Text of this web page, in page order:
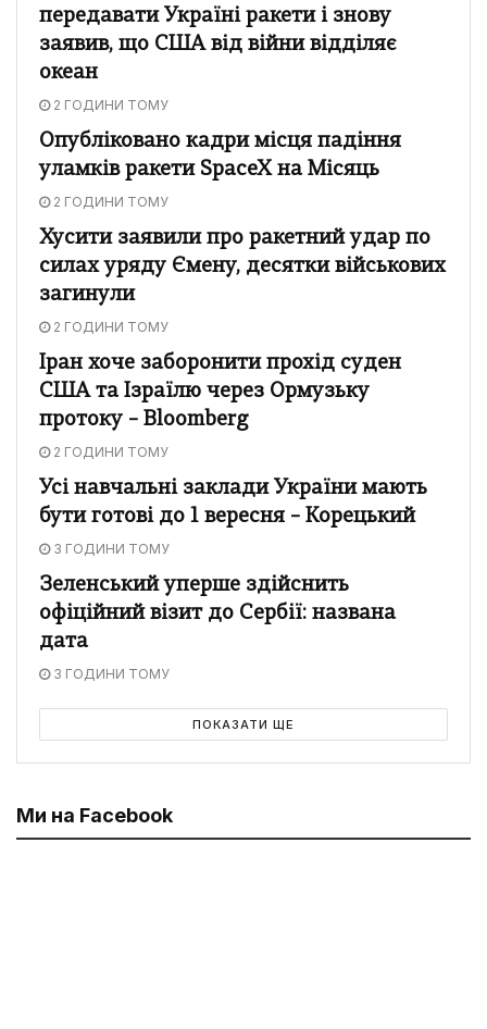
передавати Україні ракети і знову
заявив, що США від війни відділяє
океан
2 ГОДИНИ ТОМУ
Опубліковано кадри місця падіння
уламків ракети SpaceX на Місяць
2 ГОДИНИ ТОМУ
Хусити заявили про ракетний удар по
силах уряду Ємену, десятки військових
загинули
2 ГОДИНИ ТОМУ
Іран хоче заборонити прохід суден
США та Ізраїлю через Ормузьку
протоку – Bloomberg
2 ГОДИНИ ТОМУ
Усі навчальні заклади України мають
бути готові до 1 вересня – Корецький
3 ГОДИНИ ТОМУ
Зеленський уперше здійснить
офіційний візит до Сербії: названа
дата
3 ГОДИНИ ТОМУ
ПОКАЗАТИ ЩЕ
Ми на Facebook